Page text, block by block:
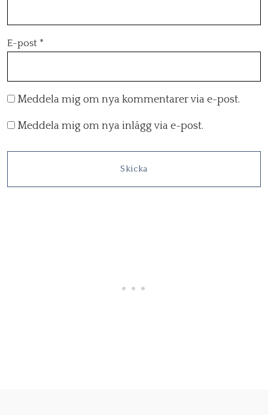
E-post *
Meddela mig om nya kommentarer via e-post.
Meddela mig om nya inlägg via e-post.